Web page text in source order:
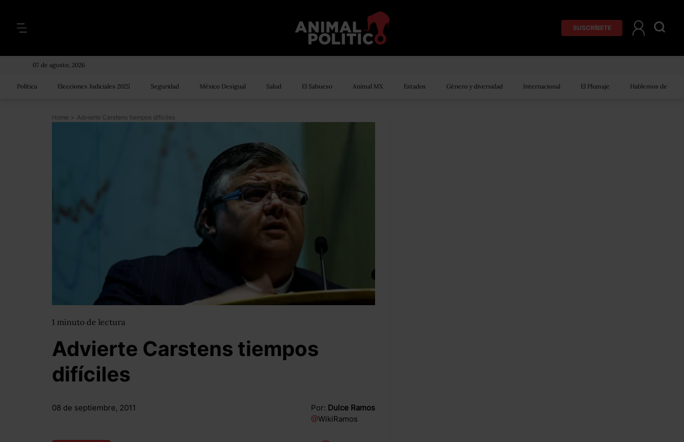
SUSCRÍBETE
07 de agosto, 2026
Política Elecciones Judiciales 2025 Seguridad México Desigual Salud El Sabueso Animal MX Estados Género y diversidad Internacional El Plumaje Hablemos de
Home > Advierte Carstens tiempos difíciles
1 minuto de lectura
Advierte Carstens tiempos
difíciles
08 de septiembre, 2011 Por: Dulce Ramos
@WikiRamos